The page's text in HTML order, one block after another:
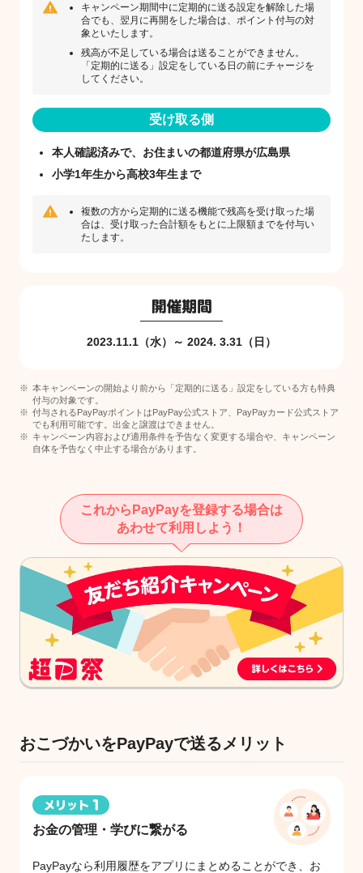
キャンペーン期間中に定期的に送る設定を解除した場
合でも、翌月に再開をした場合は、ポイント付与の対
象といたします。
残高が不足している場合は送ることができません。
「定期的に送る」設定をしている日の前にチャージを
してください。
受け取る側
本人確認済みで、お住まいの都道府県が広島県
小学1年生から高校3年生まで
複数の方から定期的に送る機能で残高を受け取った場
合は、受け取った合計額をもとに上限額までを付与い
たします。
2023.11.1（水）～ 2024. 3.31（日）
本キャンペーンの開始より前から「定期的に送る」設定をしている方も特典
付与の対象です。
付与されるPayPayポイントはPayPay公式ストア、PayPayカード公式ストア
でも利用可能です。出金と譲渡はできません。
キャンペーン内容および適用条件を予告なく変更する場合や、キャンペーン
自体を予告なく中止する場合があります。
これからPayPayを登録する場合は
あわせて利用しよう！
おこづかいをPayPayで送るメリット
お金の管理・学びに繋がる
PayPayなら利用履歴をアプリにまとめることができ、お